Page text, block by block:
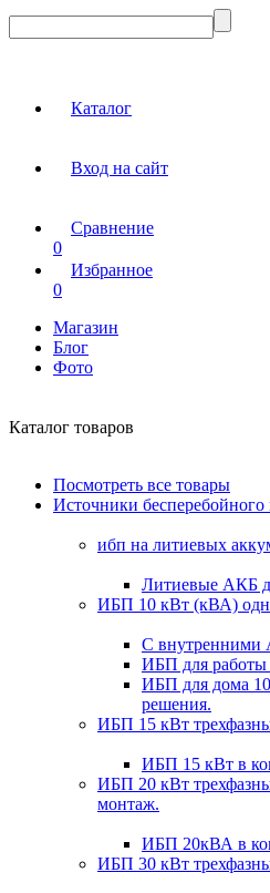
Каталог
Вход на сайт
Сравнение
0
Избранное
0
Магазин
Блог
Фото
Каталог товаров
Посмотреть все товары
Источники бесперебойного
ибп на литиевых
Литиевые АКБ
ИБП 10 кВт (кВА)
С внутренними
ИБП для
ИБП для дома
решения.
ИБП 15 кВт
ИБП 15 кВт в
ИБП 20 кВт
монтаж.
ИБП 20кВА в
ИБП 30 кВт